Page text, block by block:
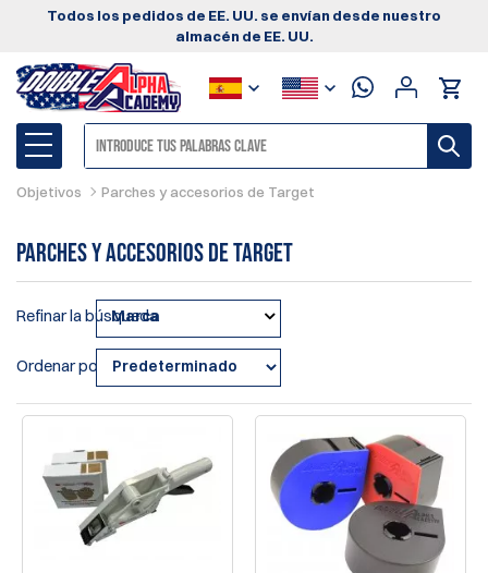
Todos los pedidos de EE. UU. se envían desde nuestro
almacén de EE. UU.
Objetivos Parches y accesorios de Target
Parches y accesorios de Target
Refinar la búsqueda
Marca
Ordenar por